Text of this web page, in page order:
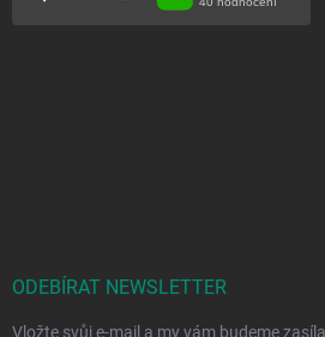
ODEBÍRAT NEWSLETTER
Vložte svůj e-mail a my vám budeme